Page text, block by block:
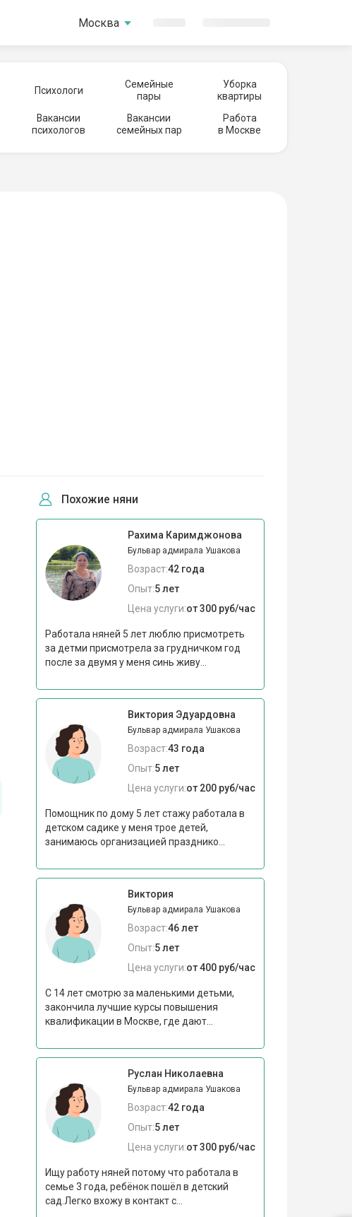
Москва
Психологи
Семейные
пары
Уборка
квартиры
Вакансии
психологов
Вакансии
семейных пар
Работа
в Москве
Похожие няни
Рахима Каримджонова
Бульвар адмирала Ушакова
Возраст:42 года
Опыт:5 лет
Цена услуги:от 300 руб/час
Работала няней 5 лет люблю присмотреть
за детми присмотрела за грудничком год
после за двумя у меня синь живу...
Виктория Эдуардовна
Бульвар адмирала Ушакова
Возраст:43 года
Опыт:5 лет
Цена услуги:от 200 руб/час
Помощник по дому 5 лет стажу работала в
детском садике у меня трое детей,
занимаюсь организацией празднико...
Виктория
Бульвар адмирала Ушакова
Возраст:46 лет
Опыт:5 лет
Цена услуги:от 400 руб/час
С 14 лет смотрю за маленькими детьми,
закончила лучшие курсы повышения
квалификации в Москве, где дают...
Руслан Николаевна
Бульвар адмирала Ушакова
Возраст:42 года
Опыт:5 лет
Цена услуги:от 300 руб/час
Ищу работу няней потому что работала в
семье 3 года, ребёнок пошёл в детский
сад.Легко вхожу в контакт с...